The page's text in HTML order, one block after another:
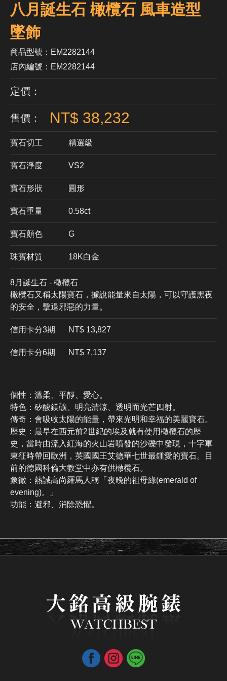
八月誕生石 橄欖石 風車造型
墜飾
商品型號：EM2282144
店內編號：EM2282144
定價：
售價： NT$ 38,232
寶石切工 精選級
寶石淨度 VS2
寶石形狀 ​圓形
寶石重量 0.58ct
寶石顏色 G
珠寶材質 18K白金
8月誕生石 - 橄欖石
橄欖石又稱太陽寶石，據說能量來自太陽，可以守護黑夜
的安全，擊退邪惡的力量。
信用卡分3期 ​NT$ 13,827
信用卡分6期 NT$ 7,137
個性：溫柔、平靜、愛心。
特色：矽酸鎂礦、明亮清涼、透明而光芒四射。
傳奇：會吸收太陽的能量，帶來光明和幸福的美麗寶石。
歷史：最早在西元前2世紀的埃及就有使用橄欖石的歷
史，當時由流入紅海的火山岩噴發的沙礫中發現，十字軍
東征時帶回歐洲，英國國王艾德華七世最鍾愛的寶石。目
前的德國科倫大教堂中亦有供橄欖石。
象徵：熱誠高尚羅馬人稱「夜晚的祖母綠(emerald of
evening)。」
功能：避邪、消除恐懼。